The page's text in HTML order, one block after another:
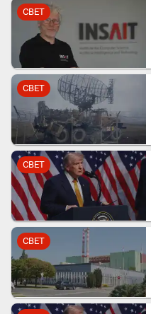
СВЕТ
СВЕТ
СВЕТ
СВЕТ